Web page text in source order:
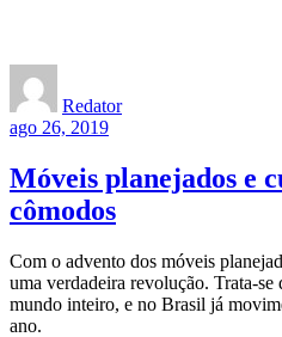
Redator
ago 26, 2019
Móveis planejados e
cômodos
Com o advento dos móveis
uma verdadeira revolução. Trata-se
mundo inteiro, e no Brasil já
ano.